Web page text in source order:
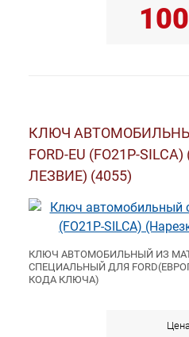
КЛЮЧ
FORD-EU (FO21P-
ЛЕЗВИЕ) (4055)
КЛЮЧ АВТОМОБИЛЬНЫЙ ИЗ
СПЕЦИАЛЬНЫЙ ДЛЯ
КОДА КЛЮЧА)